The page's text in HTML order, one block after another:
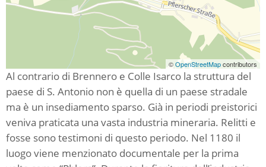
©OpenStreetMapcontributors
Al contrario di Brennero e Colle Isarco la struttura del
paese di S. Antonio non è quella di un paese stradale
ma è un insediamento sparso. Già in periodi preistorici
veniva praticata una vasta industria mineraria. Relitti e
fosse sono testimoni di questo periodo. Nel 1180 il
luogo viene menzionato documentale per la prima